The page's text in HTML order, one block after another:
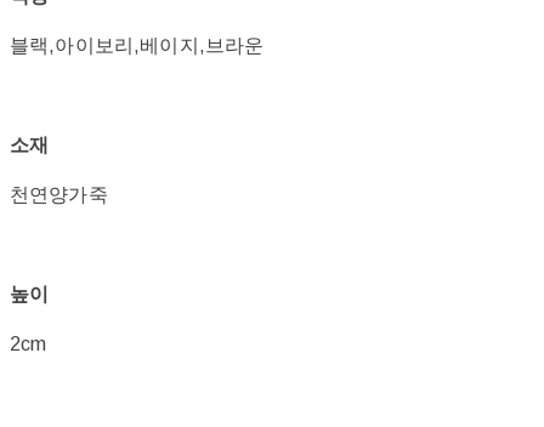
블랙,아이보리,베이지,브라운
소재
천연양가죽
높이
2cm